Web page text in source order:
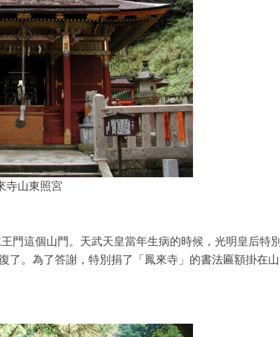
寺山東照宮
門這個山門。天武天皇當年生病的時候，光明皇后特
了。為了答謝，特別捐了「鳳來寺」的書法匾額掛在